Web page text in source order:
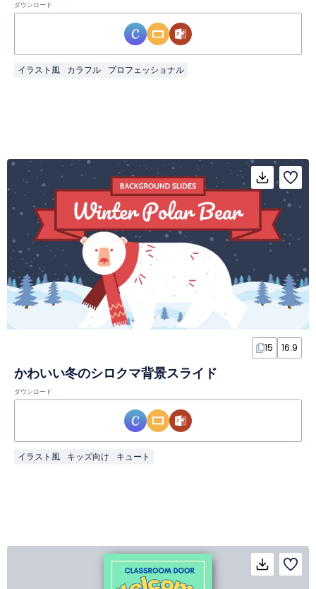
ダウンロード
イラスト風 カラフル プロフェッショナル
15 16:9
かわいい冬のシロクマ背景スライド
ダウンロード
イラスト風 キッズ向け キュート